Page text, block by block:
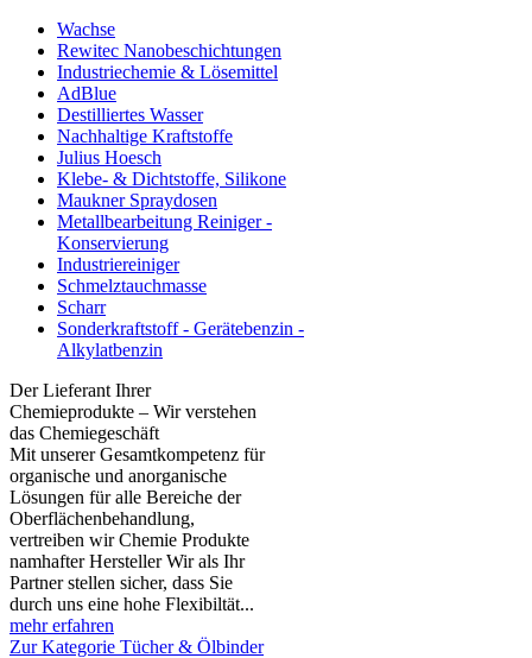
Wachse
Rewitec Nanobeschichtungen
Industriechemie & Lösemittel
AdBlue
Destilliertes Wasser
Nachhaltige Kraftstoffe
Julius Hoesch
Klebe- & Dichtstoffe, Silikone
Maukner Spraydosen
Metallbearbeitung Reiniger -
Konservierung
Industriereiniger
Schmelztauchmasse
Scharr
Sonderkraftstoff - Gerätebenzin -
Alkylatbenzin
Der Lieferant Ihrer
Chemieprodukte – Wir verstehen
das Chemiegeschäft
Mit unserer Gesamtkompetenz für
organische und anorganische
Lösungen für alle Bereiche der
Oberflächenbehandlung,
vertreiben wir Chemie Produkte
namhafter Hersteller Wir als Ihr
Partner stellen sicher, dass Sie
durch uns eine hohe Flexibiltät...
mehr erfahren
Zur Kategorie Tücher & Ölbinder